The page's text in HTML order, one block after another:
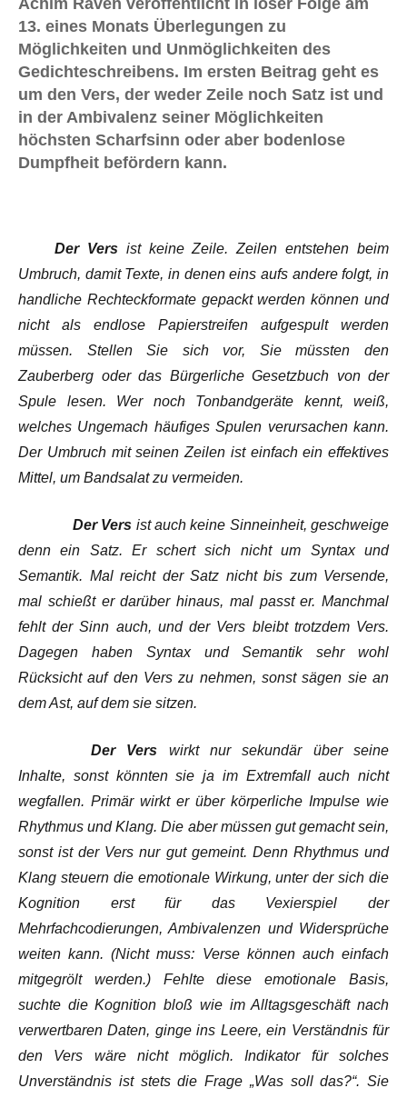
Achim Raven veröffentlicht in loser Folge am
13. eines Monats Überlegungen zu
Möglichkeiten und Unmöglichkeiten des
Gedichteschreibens. Im ersten Beitrag geht es
um den Vers, der weder Zeile noch Satz ist und
in der Ambivalenz seiner Möglichkeiten
höchsten Scharfsinn oder aber bodenlose
Dumpfheit befördern kann.
Der Versist keine Zeile. Zeilen entstehen beim
Umbruch, damit Texte, in denen eins aufs andere folgt, in
handliche Rechteckformate gepackt werden können und
nicht als endlose Papierstreifen aufgespult werden
müssen. Stellen Sie sich vor, Sie müssten den
Zauberberg oder das Bürgerliche Gesetzbuch von der
Spule lesen. Wer noch Tonbandgeräte kennt, weiß,
welches Ungemach häufiges Spulen verursachen kann.
Der Umbruch mit seinen Zeilen ist einfach ein effektives
Mittel, um Bandsalat zu vermeiden.
Der Vers ist auch keine Sinneinheit, geschweige
denn ein Satz. Er schert sich nicht um Syntax und
Semantik. Mal reicht der Satz nicht bis zum Versende,
mal schießt er darüber hinaus, mal passt er. Manchmal
fehlt der Sinn auch, und der Vers bleibt trotzdem Vers.
Dagegen haben Syntax und Semantik sehr wohl
Rücksicht auf den Vers zu nehmen, sonst sägen sie an
dem Ast, auf dem sie sitzen.
Der Vers wirkt nur sekundär über seine
Inhalte, sonst könnten sie ja im Extremfall auch nicht
wegfallen. Primär wirkt er über körperliche Impulse wie
Rhythmus und Klang. Die aber müssen gut gemacht sein,
sonst ist der Vers nur gut gemeint. Denn Rhythmus und
Klang steuern die emotionale Wirkung, unter der sich die
Kognition erst für das Vexierspiel der
Mehrfachcodierungen, Ambivalenzen und Widersprüche
weitenkann. (Nichtmuss: Verse können auch einfach
mitgegrölt werden.) Fehlte diese emotionale Basis,
suchte die Kognition bloß wie im Alltagsgeschäft nach
verwertbaren Daten, ginge ins Leere, ein Verständnis für
den Vers wäre nicht möglich. Indikator für solches
Unverständnis ist stets die Frage „Was soll das?“. Sie